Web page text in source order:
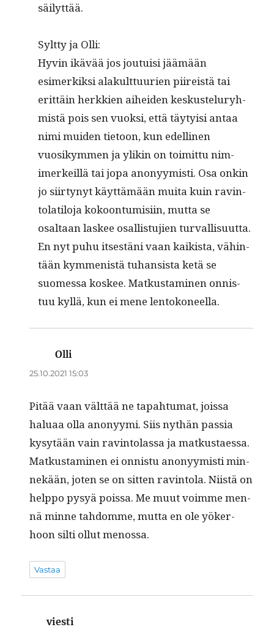
säilyttää.
Sylt­ty ja Olli:
Hyvin ikävää jos jou­tu­isi jäämään
esimerkik­si alakult­tuurien piireistä tai
erit­täin herkkien aihei­den keskusteluryh­
mistä pois sen vuok­si, että täy­ty­isi antaa
nimi muiden tietoon, kun edelli­nen
vuosikym­men ja ylikin on toimit­tu nim­
imerkeil­lä tai jopa anonyymisti. Osa onkin
jo siir­tynyt käyt­tämään mui­ta kuin rav­in­
to­latilo­ja kokoon­tu­misi­in, mut­ta se
osaltaan las­kee osal­lis­tu­jien tur­val­lisu­ut­ta.
En nyt puhu itses­täni vaan kaik­ista, vähin­
tään kym­menistä tuhan­sista ketä se
suomes­sa kos­kee. Matkus­t­a­mi­nen onnis­
tuu kyl­lä, kun ei mene lentokoneella.
Olli
25.10.2021 15:03
Pitää vaan vält­tää ne tapah­tu­mat, jois­sa
halu­aa olla anonyy­mi. Siis nythän pas­sia
kysytään vain rav­in­to­las­sa ja matkus­taes­sa.
Matkus­t­a­mi­nen ei onnis­tu anonyymisti min­
nekään, joten se on sit­ten rav­in­to­la. Niistä on
help­po pysyä pois­sa. Me muut voimme men­
nä minne tah­domme, mut­ta en ole yök­er­
hoon silti ollut menossa.
Vastaa
viesti